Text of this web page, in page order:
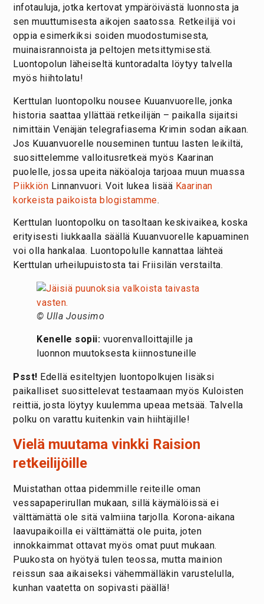
infotauluja, jotka kertovat ympäröivästä luonnosta ja
sen muuttumisesta aikojen saatossa. Retkeilijä voi
oppia esimerkiksi soiden muodostumisesta,
muinaisrannoista ja peltojen metsittymisestä.
Luontopolun läheiseltä kuntoradalta löytyy talvella
myös hiihtolatu!
Kerttulan luontopolku nousee Kuuanvuorelle, jonka
historia saattaa yllättää retkeilijän – paikalla sijaitsi
nimittäin Venäjän telegrafiasema Krimin sodan aikaan.
Jos Kuuanvuorelle nouseminen tuntuu lasten leikiltä,
suosittelemme valloitusretkeä myös Kaarinan
puolelle, jossa upeita näköaloja tarjoaa muun muassa
Piikkiön Linnanvuori. Voit lukea lisää Kaarinan
korkeista paikoista blogistamme.
Kerttulan luontopolku on tasoltaan keskivaikea, koska
erityisesti liukkaalla säällä Kuuanvuorelle kapuaminen
voi olla hankalaa. Luontopolulle kannattaa lähteä
Kerttulan urheilupuistosta tai Friisilän verstailta.
© Ulla Jousimo
Kenelle sopii: vuorenvalloittajille ja
luonnon muutoksesta kiinnostuneille
Psst! Edellä esiteltyjen luontopolkujen lisäksi
paikalliset suosittelevat testaamaan myös Kuloisten
reittiä, josta löytyy kuulemma upeaa metsää. Talvella
polku on varattu kuitenkin vain hiihtäjille!
Vielä muutama vinkki Raision
retkeilijöille
Muistathan ottaa pidemmille reiteille oman
vessapaperirullan mukaan, sillä käymälöissä ei
välttämättä ole sitä valmiina tarjolla. Korona-aikana
laavupaikoilla ei välttämättä ole puita, joten
innokkaimmat ottavat myös omat puut mukaan.
Puukosta on hyötyä tulen teossa, mutta mainion
reissun saa aikaiseksi vähemmälläkin varustelulla,
kunhan vaatetta on sopivasti päällä!